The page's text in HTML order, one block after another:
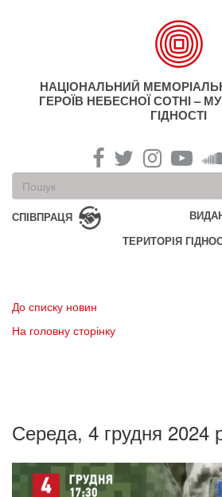
НАЦІОНАЛЬНИЙ
ГЕРОЇВ НЕБЕСНОЇ СОТНІ –
ГІДНОСТІ
Пошукова
форма
Пошук
СПІВПРАЦЯ
ТЕРИТОРІЯ
До списку новин
На головну сторінку
Середа, 4 грудня 2024